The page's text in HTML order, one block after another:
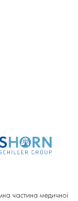
частина медичної